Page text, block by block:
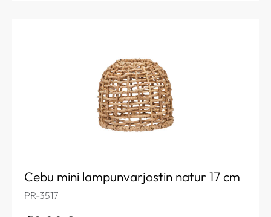
Cebu mini lampunvarjostin natur 17 cm
PR-3517